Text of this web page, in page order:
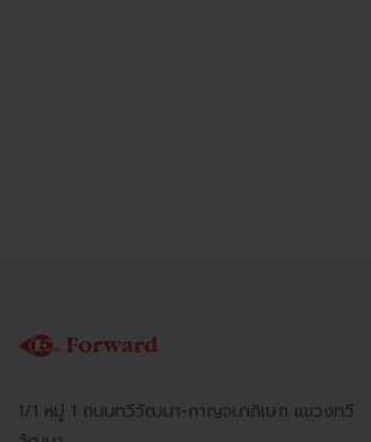
1/1 หมู่ 1 ถนนทวีวัฒนา-กาญจนาภิเษก แขวงทวี